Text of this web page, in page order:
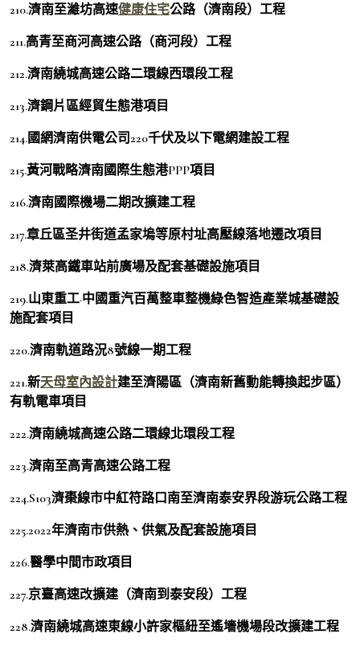
210.濟南至濰坊高速健康住宅公路（濟南段）工程
211.高青至商河高速公路（商河段）工程
212.濟南繞城高速公路二環線西環段工程
213.濟鋼片區經貿生態港項目
214.國網濟南供電公司220千伏及以下電網建設工程
215.黃河戰略濟南國際生態港PPP項目
216.濟南國際機場二期改擴建工程
217.章丘區圣井街道孟家塢等原村址高壓線落地遷改項目
218.濟萊高鐵車站前廣場及配套基礎設施項目
219.山東重工·中國重汽百萬整車整機綠色智造產業城基礎設
施配套項目
220.濟南軌道路況8號線一期工程
221.新天母室內設計建至濟陽區（濟南新舊動能轉換起步區）
有軌電車項目
222.濟南繞城高速公路二環線北環段工程
223.濟南至高青高速公路工程
224.S103濟棗線市中紅符路口南至濟南泰安界段游玩公路工程
225.2022年濟南市供熱、供氣及配套設施項目
226.醫學中間市政項目
227.京臺高速改擴建（濟南到泰安段）工程
228.濟南繞城高速東線小許家樞紐至遙墻機場段改擴建工程